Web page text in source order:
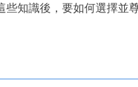
些知識後，要如何選擇